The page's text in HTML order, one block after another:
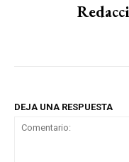
DEJA UNA RESPUESTA